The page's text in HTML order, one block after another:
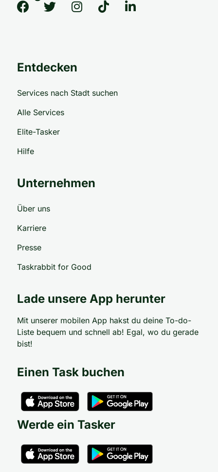
Entdecken
Services nach Stadt suchen
Alle Services
Elite-Tasker
Hilfe
Unternehmen
Über uns
Karriere
Presse
Taskrabbit for Good
Lade unsere App herunter
Mit unserer mobilen App hakst du deine To-do-
Liste bequem und schnell ab! Egal, wo du gerade
bist!
Einen Task buchen
Werde ein Tasker